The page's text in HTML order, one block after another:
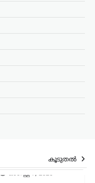
കൂടുതൽ
അനധികൃതമായി
മന്ത്രി
ശേഷമാണ്
പെൻഷൻ
മുഖേന
വീടുകളിലെത്തി